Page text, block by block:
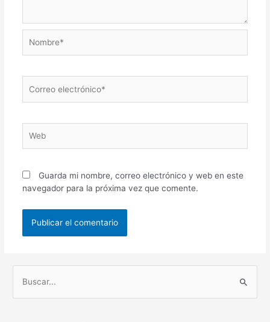
electrónico*
Guarda mi nombre, correo electrónico y web en este
navegador para la próxima vez que comente.
u